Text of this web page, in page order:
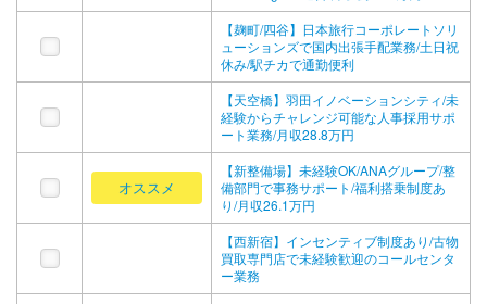
【麹町/四谷】日本旅行コーポレートソリ
ューションズで国内出張手配業務/土日祝
休み/駅チカで通勤便利
【天空橋】羽田イノベーションシティ/未
経験からチャレンジ可能な人事採用サポ
ート業務/月収28.8万円
オススメ
【新整備場】未経験OK/ANAグループ/整
備部門で事務サポート/福利搭乗制度あ
り/月収26.1万円
【西新宿】インセンティブ制度あり/古物
買取専門店で未経験歓迎のコールセンタ
ー業務